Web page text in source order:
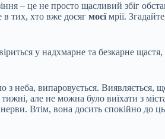
– це не просто щасливий збіг
в тих, хто вже досяг моєїмрії.
у надхмарне та безкарне
неба, випаровується.
але не можна було виїхати з
Втім, вона досить спокійно